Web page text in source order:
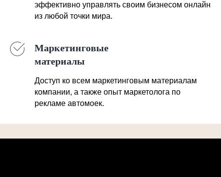
эффективно управлять своим бизнесом онлайн
из любой точки мира.
Маркетинговые
материалы
Доступ ко всем маркетинговым материалам
компании, а также опыт маркетолога по
рекламе автомоек.